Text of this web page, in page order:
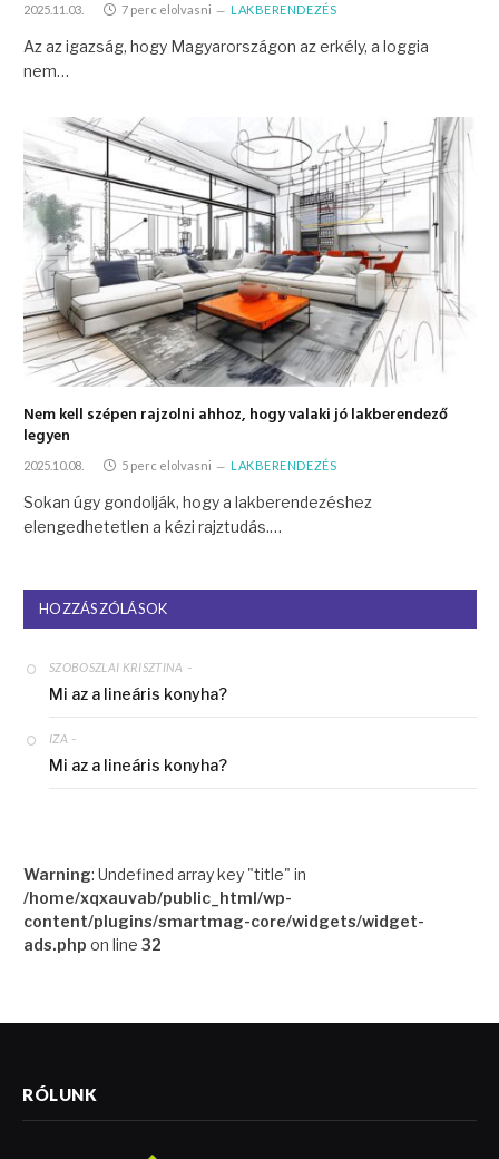
2025.11.03. 7 perc elolvasni LAKBERENDEZÉS
Az az igazság, hogy Magyarországon az erkély, a loggia
nem…
Nem kell szépen rajzolni ahhoz, hogy valaki jó lakberendező
legyen
2025.10.08. 5 perc elolvasni LAKBERENDEZÉS
Sokan úgy gondolják, hogy a lakberendezéshez
elengedhetetlen a kézi rajztudás.…
HOZZÁSZÓLÁSOK
SZOBOSZLAI KRISZTINA -
Mi az a lineáris konyha?
IZA -
Mi az a lineáris konyha?
Warning: Undefined array key "title" in
/home/xqxauvab/public_html/wp-
content/plugins/smartmag-core/widgets/widget-
ads.php on line 32
RÓLUNK